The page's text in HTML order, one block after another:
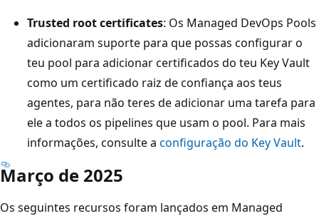
Trusted root certificates: Os Managed DevOps Pools
adicionaram suporte para que possas configurar o
teu pool para adicionar certificados do teu Key Vault
como um certificado raiz de confiança aos teus
agentes, para não teres de adicionar uma tarefa para
ele a todos os pipelines que usam o pool. Para mais
informações, consulte a configuração do Key Vault.
Março de 2025
Os seguintes recursos foram lançados em Managed